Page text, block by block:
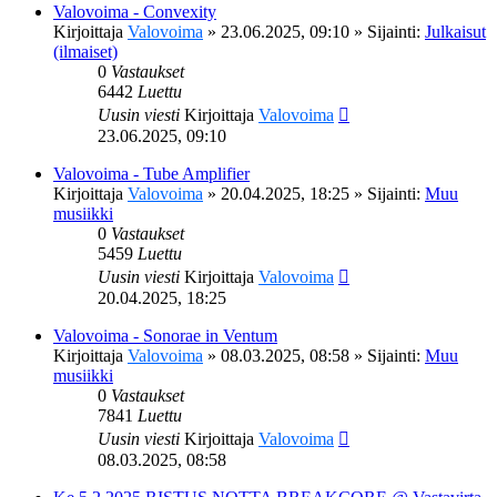
Valovoima - Convexity
Kirjoittaja Valovoima » 23.06.2025, 09:10 » Sijainti: Julkaisut
(ilmaiset)
0 Vastaukset
6442 Luettu
Uusin viesti Kirjoittaja Valovoima
23.06.2025, 09:10
Valovoima - Tube Amplifier
Kirjoittaja Valovoima » 20.04.2025, 18:25 » Sijainti: Muu
musiikki
0 Vastaukset
5459 Luettu
Uusin viesti Kirjoittaja Valovoima
20.04.2025, 18:25
Valovoima - Sonorae in Ventum
Kirjoittaja Valovoima » 08.03.2025, 08:58 » Sijainti: Muu
musiikki
0 Vastaukset
7841 Luettu
Uusin viesti Kirjoittaja Valovoima
08.03.2025, 08:58